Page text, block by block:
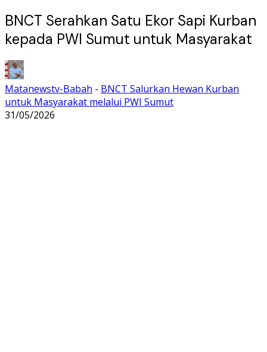
BNCT Serahkan Satu Ekor Sapi Kurban
kepada PWI Sumut untuk Masyarakat
Matanewstv-Babah - BNCT Salurkan Hewan Kurban
untuk Masyarakat melalui PWI Sumut
31/05/2026